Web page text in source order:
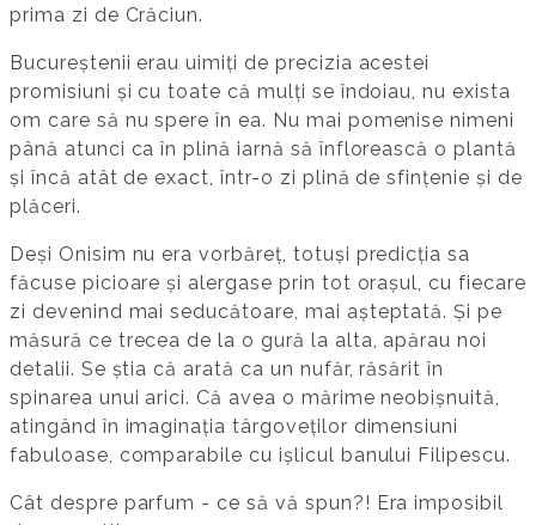
prima zi de Crăciun.
Bucureștenii erau uimiți de precizia acestei
promisiuni și cu toate că mulți se îndoiau, nu exista
om care să nu spere în ea. Nu mai pomenise nimeni
până atunci ca în plină iarnă să înflorească o plantă
și încă atât de exact, într-o zi plină de sfințenie și de
plăceri.
Deși Onisim nu era vorbăreț, totuși predicția sa
făcuse picioare și alergase prin tot orașul, cu fiecare
zi devenind mai seducătoare, mai așteptată. Și pe
măsură ce trecea de la o gură la alta, apărau noi
detalii. Se știa că arată ca un nufăr, răsărit în
spinarea unui arici. Că avea o mărime neobișnuită,
atingând în imaginația târgoveților dimensiuni
fabuloase, comparabile cu ișlicul banului Filipescu.
Cât despre parfum - ce să vă spun?! Era imposibil